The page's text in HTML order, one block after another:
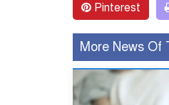
Pinterest
More News Of